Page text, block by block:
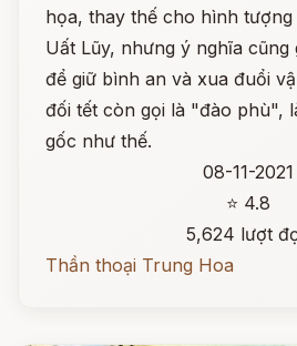
họa, thay thế cho hình
Uất Lũy, nhưng ý nghĩa
để giữ bình an và xua đuổi
đối tết còn gọi là "đào phù",
gốc như thế.
08-11-2021
⭐ 4.8
5,624 lượt
Thần thoại Trung Hoa